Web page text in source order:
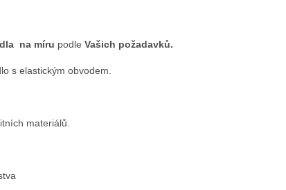
na míru podle Vašich požadavků.
s elastickým obvodem.
materiálů.